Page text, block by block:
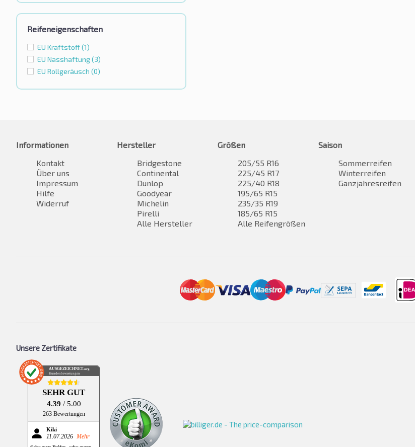
Reifeneigenschaften
EU Kraftstoff(1)
EU Nasshaftung(3)
EU Rollgeräusch (0)
Informationen
Kontakt
Über uns
Impressum
Hilfe
Widerruf
Hersteller
Bridgestone
Continental
Dunlop
Goodyear
Michelin
Pirelli
Alle Hersteller
Größen
205/55 R16
225/45 R17
225/40 R18
195/65 R15
235/35 R19
185/65 R15
Alle Reifengrößen
Saison
Sommerreifen
Winterreifen
Ganzjahresreifen
Unsere Zertifikate
AUSGEZEICHNET .org
Kundenbewertungen
SEHR GUT
4.39 / 5.00
263 Bewertungen
Kiki
11.07.2026 Mehr